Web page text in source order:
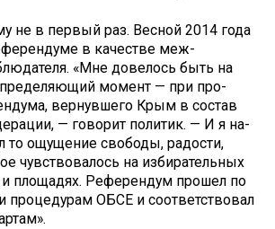
не в первый раз. Весной 2014 года
в качестве меж­
«Мне довелось быть на
момент — при про­
вернувшего Крым в состав
— говорит политик. — И я на­
то ощущение сво­боды, радости,
чувствовалось на избирательных
и площадях. Рефе­рендум прошел по
процедурам ОБСЕ и соответствовал